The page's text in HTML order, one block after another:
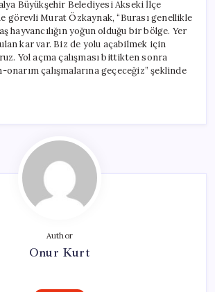
Büyükşehir Belediyesi Akseki İlçe
görevli Murat Özkaynak, “Burası genellikle
hayvancılığın yoğun olduğu bir bölge. Yer
kar var. Biz de yolu açabilmek için
Yol açma çalışması bittikten sonra
onarım çalışmalarına geçeceğiz” şeklinde
Author
Onur Kurt